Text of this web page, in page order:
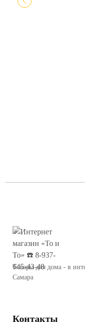
Товары для дома - в
Самара
Контакты